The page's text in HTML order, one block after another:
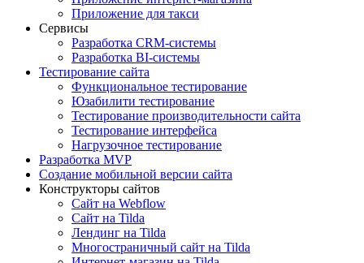
Приложение для такси
Сервисы
Разработка CRM-системы
Разработка BI-системы
Тестирование сайта
Функциональное тестирование
Юзабилити тестирование
Тестирование производительности сайта
Тестирование интерфейса
Нагрузочное тестирование
Разработка MVP
Создание мобильной версии сайта
Конструкторы сайтов
Сайт на Webflow
Сайт на Tilda
Лендинг на Tilda
Многостраничный сайт на Tilda